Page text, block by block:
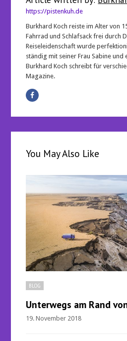
https://pistenkuh.de
Burkhard Koch reiste im Alter von
Fahrrad und Schlafsack frei durch
Reiseleidenschaft wurde
ständig mit seiner Frau Sabine und
Burkhard Koch schreibt für
Magazine.
You May Also Like
BLOG
Unterwegs am Rand
19. November 2018